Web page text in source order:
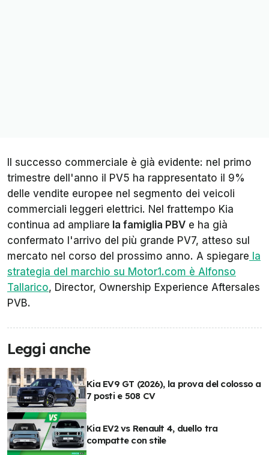
Il successo commerciale è già evidente: nel primo
trimestre dell'anno il PV5 ha rappresentato il 9%
delle vendite europee nel segmento dei veicoli
commerciali leggeri elettrici. Nel frattempo Kia
continua ad ampliare la famiglia PBV e ha già
confermato l'arrivo del più grande PV7, atteso sul
mercato nel corso del prossimo anno. A spiegare la
strategia del marchio su Motor1.com è Alfonso
Tallarico, Director, Ownership Experience Aftersales
PVB.
Leggi anche
Kia EV9 GT (2026), la prova del colosso a
7 posti e 508 CV
Kia EV2 vs Renault 4, duello tra
compatte con stile